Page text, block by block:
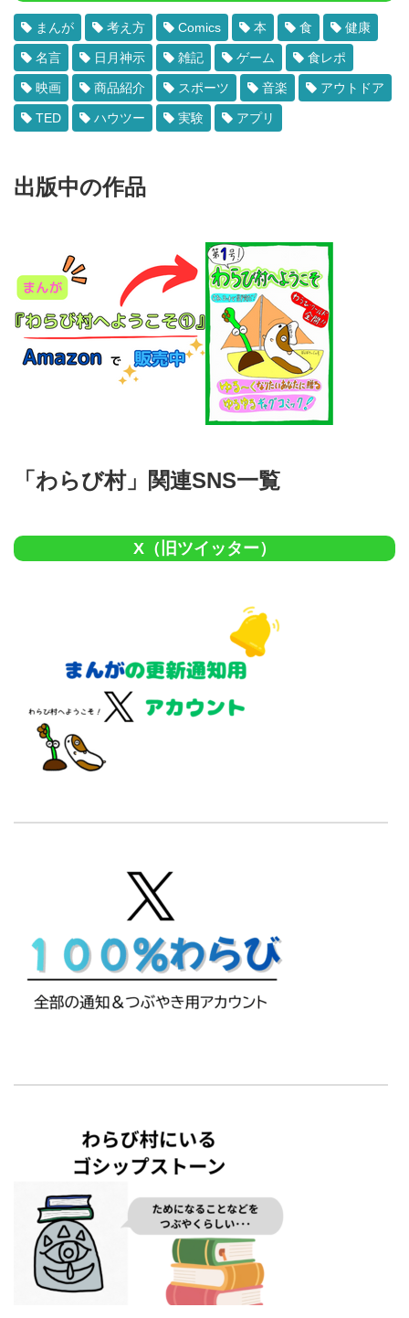
まんが 考え方 Comics 本 食 健康
名言 日月神示 雑記 ゲーム 食レポ
映画 商品紹介 スポーツ 音楽 アウトドア
TED ハウツー 実験 アプリ
出版中の作品
「わらび村」関連SNS一覧
X（旧ツイッター）